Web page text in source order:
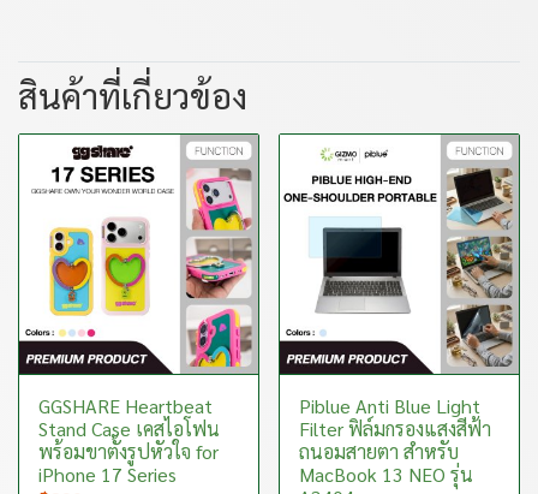
สินค้าที่เกี่ยวข้อง
GGSHARE Heartbeat
Stand Case เคสไอโฟน
พร้อมขาตั้งรูปหัวใจ for
iPhone 17 Series
Piblue Anti Blue Light
Filter ฟิล์มกรองแสงสีฟ้า
ถนอมสายตา สำหรับ
MacBook 13 NEO รุ่น